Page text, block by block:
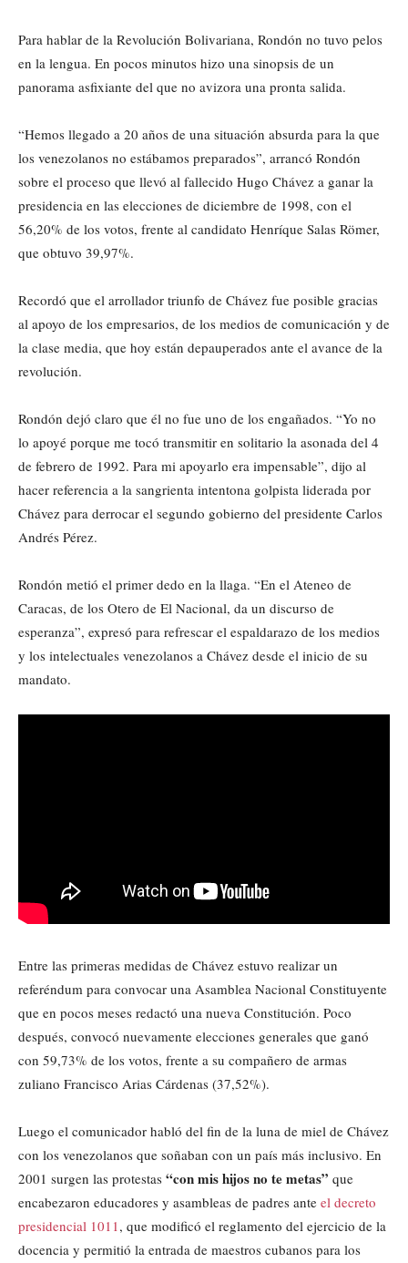
Para hablar de la Revolución Bolivariana, Rondón no tuvo pelos
en la lengua. En pocos minutos hizo una sinopsis de un
panorama asfixiante del que no avizora una pronta salida.
“Hemos llegado a 20 años de una situación absurda para la que
los venezolanos no estábamos preparados”, arrancó Rondón
sobre el proceso que llevó al fallecido Hugo Chávez a ganar la
presidencia en las elecciones de diciembre de 1998, con el
56,20% de los votos, frente al candidato Henríque Salas Römer,
que obtuvo 39,97%.
Recordó que el arrollador triunfo de Chávez fue posible gracias
al apoyo de los empresarios, de los medios de comunicación y de
la clase media, que hoy están depauperados ante el avance de la
revolución.
Rondón dejó claro que él no fue uno de los engañados. “Yo no
lo apoyé porque me tocó transmitir en solitario la asonada del 4
de febrero de 1992. Para mi apoyarlo era impensable”, dijo al
hacer referencia a la sangrienta intentona golpista liderada por
Chávez para derrocar el segundo gobierno del presidente Carlos
Andrés Pérez.
Rondón metió el primer dedo en la llaga. “En el Ateneo de
Caracas, de los Otero de El Nacional, da un discurso de
esperanza”, expresó para refrescar el espaldarazo de los medios
y los intelectuales venezolanos a Chávez desde el inicio de su
mandato.
Entre las primeras medidas de Chávez estuvo realizar un
referéndum para convocar una Asamblea Nacional Constituyente
que en pocos meses redactó una nueva Constitución. Poco
después, convocó nuevamente elecciones generales que ganó
con 59,73% de los votos, frente a su compañero de armas
zuliano Francisco Arias Cárdenas (37,52%).
Luego el comunicador habló del fin de la luna de miel de Chávez
con los venezolanos que soñaban con un país más inclusivo. En
2001 surgen las protestas “con mis hijos no te metas” que
encabezaron educadores y asambleas de padres ante el decreto
presidencial 1011, que modificó el reglamento del ejercicio de la
docencia y permitió la entrada de maestros cubanos para los